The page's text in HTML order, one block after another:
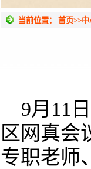
当前位置：首页>>
9月 11
区网真会
专职老师、